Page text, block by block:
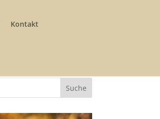
Kontakt